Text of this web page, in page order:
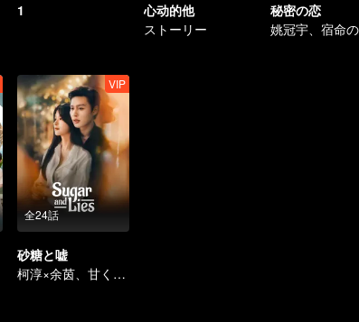
1
心动的他
ストーリー
秘密の恋
全24話
VIP
砂糖と嘘
柯淳×余茵、甘く危険な二度目の共演